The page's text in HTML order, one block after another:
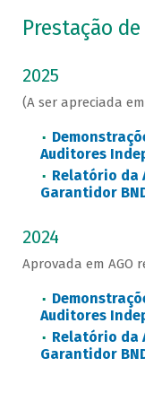
Prestação
2025
(A ser apreciada em
Auditores
Relatório da
Garantidor
2024
Aprovada em AGO
Auditores
Relatório da
Garantidor